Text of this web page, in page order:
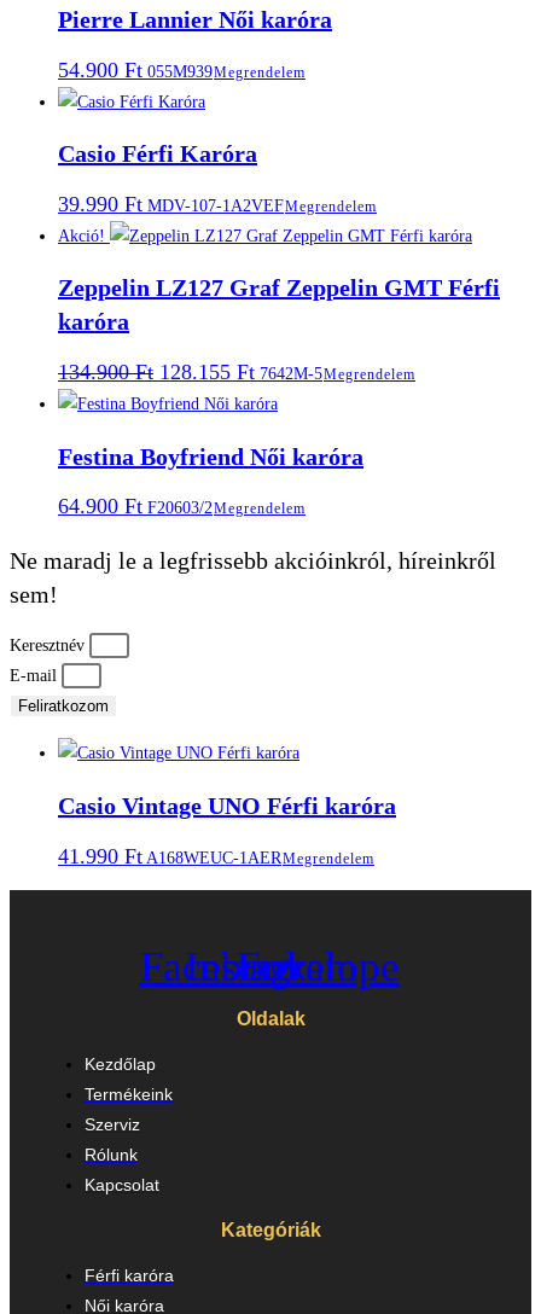
Pierre Lannier Női karóra
54.900 Ft 055M939Megrendelem
Casio Férfi Karóra
39.990 Ft MDV-107-1A2VEFMegrendelem
Akció!
Zeppelin LZ127 Graf Zeppelin GMT Férfi
karóra
134.900Ft Original
price
was:
128.155 FtCurrent
price
is:
7642M-5Megrendelem
Festina Boyfriend Női karóra
64.900 Ft F20603/2Megrendelem
Ne maradj le a legfrissebb akcióinkról, híreinkről
sem!
Keresztnév
E-mail
Feliratkozom
Casio Vintage UNO Férfi karóra
41.990 Ft A168WEUC-1AERMegrendelem
Facebook
Instagram
Envelope
Oldalak
Kezdőlap
Termékeink
Szerviz
Rólunk
Kapcsolat
Kategóriák
Férfi karóra
Női karóra